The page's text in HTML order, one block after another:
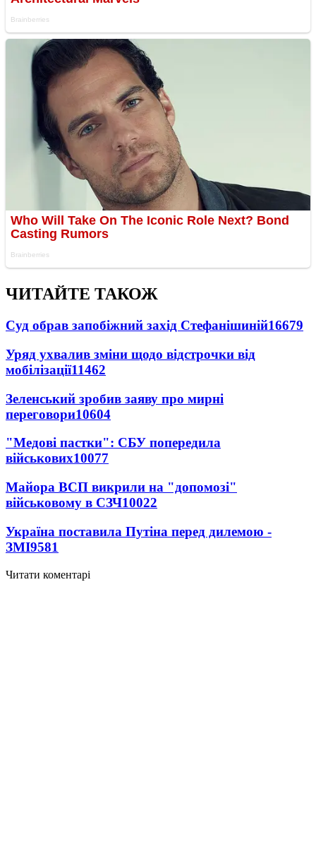
ЧИТАЙТЕ ТАКОЖ
Суд обрав запобіжний захід Стефанішиній16679
Уряд ухвалив зміни щодо відстрочки від
мобілізації11462
Зеленський зробив заяву про мирні
переговори10604
"Медові пастки": СБУ попередила
військових10077
Майора ВСП викрили на "допомозі"
військовому в СЗЧ10022
Україна поставила Путіна перед дилемою -
ЗМІ9581
Читати коментарі